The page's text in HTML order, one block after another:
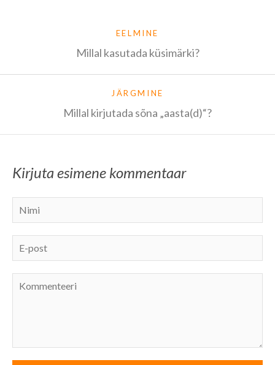
EELMINE
Millal kasutada küsimärki?
JÄRGMINE
Millal kirjutada sõna „aasta(d)“?
Kirjuta esimene kommentaar